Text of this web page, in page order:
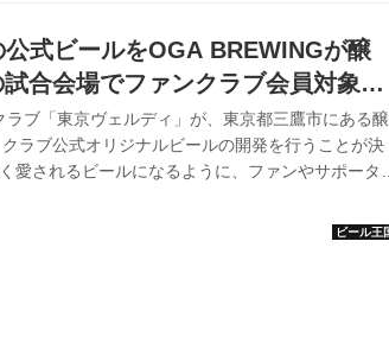
式ビールをOGA BREWINGが醸
合会場でファンクラブ会員対象の
ブ「東京ヴェルディ」が、東京都三鷹市にある醸
ラブ公式オリジナルビールの開発を行うことが決
愛されるビールになるように、ファンやサポーター
中の2種類のビールから、色と味をファン投票で決
発中の公式ビールは2種類。 これを2021年3月20日